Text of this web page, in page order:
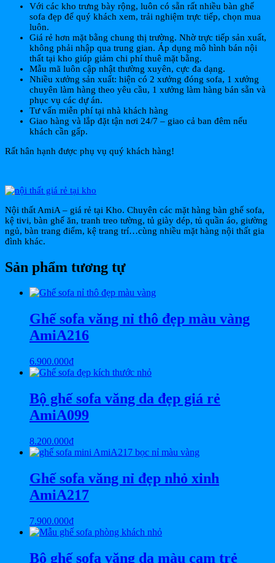
Với các kho trưng bày rộng, luôn có sẵn rất nhiều bàn ghế
sofa đẹp để quý khách xem, trải nghiệm trực tiếp, chọn mua
luôn.
Giá rẻ hơn mặt bằng chung thị trường. Nhờ trực tiếp sản xuất,
không phải nhập qua trung gian. Áp dụng mô hình bán nội
thất tại kho giúp giảm chi phí thuê mặt bằng.
Mẫu mã luôn cập nhật thường xuyên, cực đa dạng.
Nhiều xưởng sản xuất: hiện có 2 xưởng đóng sofa, 1 xưởng
chuyên làm hàng theo yêu cầu, 1 xưởng làm hàng bán sẵn và
phục vụ các dự án.
Tư vấn miễn phí tại nhà khách hàng
Giao hàng và lắp đặt tận nơi 24/7 – giao cả ban đêm nếu
khách cần gấp.
Rất hân hạnh được phụ vụ quý khách hàng!
Nội thất AmiA – giá rẻ tại Kho. Chuyên các mặt hàng bàn ghế sofa,
kệ tivi, bàn ghế ăn, tranh treo tường, tủ giày dép, tủ quần áo, giường
ngủ, bàn trang điểm, kệ trang trí…cùng nhiều mặt hàng nội thất gia
đình khác.
Sản phẩm tương tự
Ghế sofa văng nỉ thô đẹp màu vàng
AmiA216
6.900.000₫
Bộ ghế sofa văng da đẹp giá rẻ
AmiA099
8.200.000₫
Ghế sofa văng nỉ đẹp nhỏ xinh
AmiA217
7.900.000₫
Bộ ghế sofa văng da màu cam trẻ